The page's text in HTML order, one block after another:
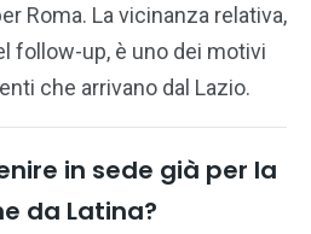
Roma. La vicinanza relativa,
follow-up, è uno dei motivi
che arrivano dal Lazio.
in sede già per la
da Latina?